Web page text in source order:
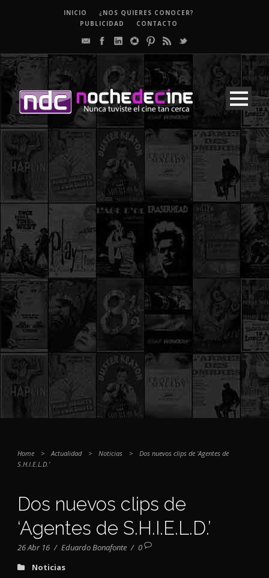
INICIO
¿NOS QUIERES CONOCER?
PUBLICIDAD
CONTACTO
Home > Actualidad > Noticias >
Dos nuevos clips de ‘Agentes de
S.H.I.E.L.D.’
Dos nuevos clips de
‘Agentes de S.H.I.E.L.D.’
26 Abr 16 / Eduardo Bonafonte / 0
Noticias